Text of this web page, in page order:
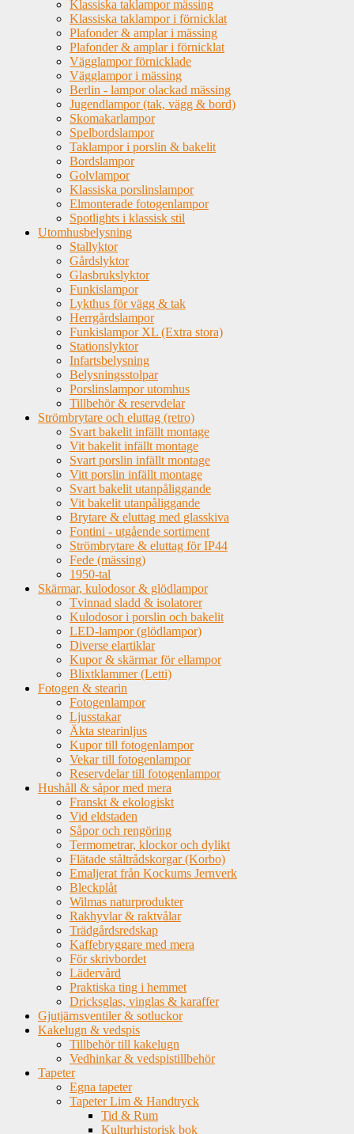
Klassiska taklampor mässing
Klassiska taklampor i förnicklat
Plafonder & amplar i mässing
Plafonder & amplar i förnicklat
Vägglampor förnicklade
Vägglampor i mässing
Berlin - lampor olackad mässing
Jugendlampor (tak, vägg & bord)
Skomakarlampor
Spelbordslampor
Taklampor i porslin & bakelit
Bordslampor
Golvlampor
Klassiska porslinslampor
Elmonterade fotogenlampor
Spotlights i klassisk stil
Utomhusbelysning
Stallyktor
Gårdslyktor
Glasbrukslyktor
Funkislampor
Lykthus för vägg & tak
Herrgårdslampor
Funkislampor XL (Extra stora)
Stationslyktor
Infartsbelysning
Belysningsstolpar
Porslinslampor utomhus
Tillbehör & reservdelar
Strömbrytare och eluttag (retro)
Svart bakelit infällt montage
Vit bakelit infällt montage
Svart porslin infällt montage
Vitt porslin infällt montage
Svart bakelit utanpåliggande
Vit bakelit utanpåliggande
Brytare & eluttag med glasskiva
Fontini - utgående sortiment
Strömbrytare & eluttag för IP44
Fede (mässing)
1950-tal
Skärmar, kulodosor & glödlampor
Tvinnad sladd & isolatorer
Kulodosor i porslin och bakelit
LED-lampor (glödlampor)
Diverse elartiklar
Kupor & skärmar för ellampor
Blixtklammer (Letti)
Fotogen & stearin
Fotogenlampor
Ljusstakar
Äkta stearinljus
Kupor till fotogenlampor
Vekar till fotogenlampor
Reservdelar till fotogenlampor
Hushåll & såpor med mera
Franskt & ekologiskt
Vid eldstaden
Såpor och rengöring
Termometrar, klockor och dylikt
Flätade ståltrådskorgar (Korbo)
Emaljerat från Kockums Jernverk
Bleckplåt
Wilmas naturprodukter
Rakhyvlar & raktvålar
Trädgårdsredskap
Kaffebryggare med mera
För skrivbordet
Lädervård
Praktiska ting i hemmet
Dricksglas, vinglas & karaffer
Gjutjärnsventiler & sotluckor
Kakelugn & vedspis
Tillbehör till kakelugn
Vedhinkar & vedspistillbehör
Tapeter
Egna tapeter
Tapeter Lim & Handtryck
Tid & Rum
Kulturhistorisk bok